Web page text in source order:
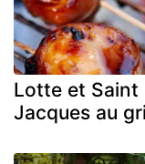
Lotte et Saint
Jacques au